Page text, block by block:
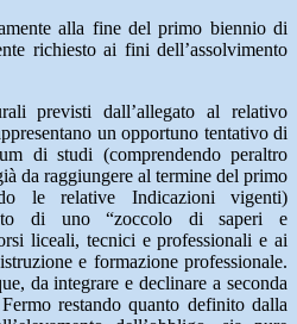
alla fine del primo biennio di
richiesto ai fini dell’assolvimento
previsti dall’allegato al relativo
un opportuno tentativo di
di studi (comprendendo peraltro
da raggiungere al termine del primo
le relative Indicazioni vigenti)
di uno “zoccolo di saperi e
liceali, tecnici e professionali e ai
e formazione professionale.
da integrare e declinare a seconda
restando quanto definito dalla